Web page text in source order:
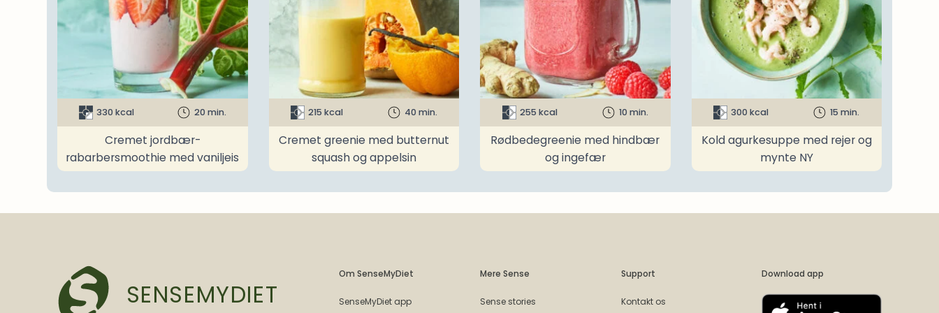
330 kcal 20 min.
Cremet jordbær-
rabarbersmoothie med vaniljeis
215 kcal 40 min.
Cremet greenie med butternut
squash og appelsin
255 kcal 10 min.
Rødbedegreenie med hindbær
og ingefær
300 kcal 15 min.
Kold agurkesuppe med rejer og
mynte NY
SENSEMYDIET
Om SenseMyDiet
SenseMyDiet app
Mere Sense
Sense stories
Support
Kontakt os
Download app